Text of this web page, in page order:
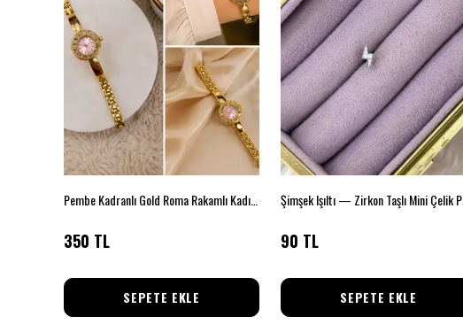
350 TL
SEPETE EKLE
90 TL
SEPETE EKLE